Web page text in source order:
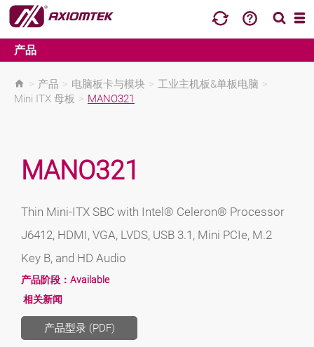
产品
> 产品 > 电脑板卡与模块 > 工业主机板&单板电脑 >
Mini ITX 母板 > MANO321
MANO321
Thin Mini-ITX SBC with Intel® Celeron® Processor
J6412, HDMI, VGA, LVDS, USB 3.1, Mini PCIe, M.2
Key B, and HD Audio
产品阶段： Available
相关新闻
产品型录 (PDF)